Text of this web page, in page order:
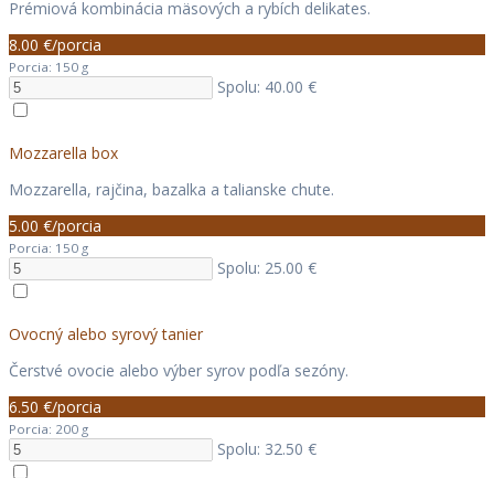
Prémiová kombinácia mäsových a rybích delikates.
8.00 €/porcia
Porcia: 150 g
Spolu: 40.00 €
Mozzarella box
Mozzarella, rajčina, bazalka a talianske chute.
5.00 €/porcia
Porcia: 150 g
Spolu: 25.00 €
Ovocný alebo syrový tanier
Čerstvé ovocie alebo výber syrov podľa sezóny.
6.50 €/porcia
Porcia: 200 g
Spolu: 32.50 €